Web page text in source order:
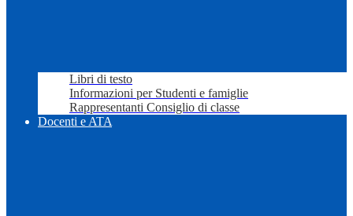
Libri di testo
Informazioni per Studenti e famiglie
Rappresentanti Consiglio di classe
Docenti e ATA